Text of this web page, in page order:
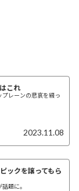
これ
プレーンの悲哀を綴っ
2023.11.08
ックを譲ってもら
題に。